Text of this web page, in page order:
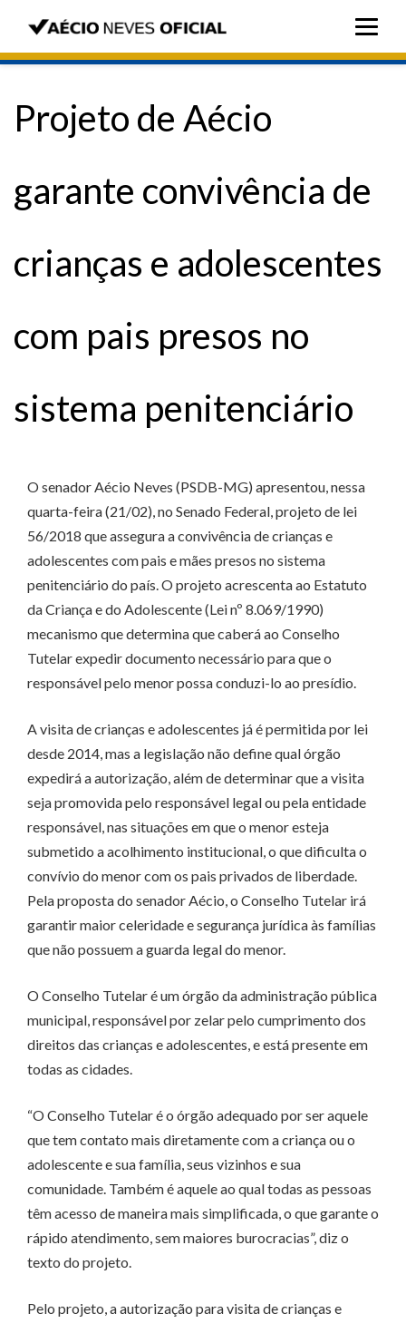
Projeto de Aécio
garante convivência de
crianças e adolescentes
com pais presos no
sistema penitenciário
O senador Aécio Neves (PSDB-MG) apresentou, nessa
quarta-feira (21/02), no Senado Federal, projeto de lei
56/2018 que assegura a convivência de crianças e
adolescentes com pais e mães presos no sistema
penitenciário do país. O projeto acrescenta ao Estatuto
da Criança e do Adolescente (Lei nº 8.069/1990)
mecanismo que determina que caberá ao Conselho
Tutelar expedir documento necessário para que o
responsável pelo menor possa conduzi-lo ao presídio.
A visita de crianças e adolescentes já é permitida por lei
desde 2014, mas a legislação não define qual órgão
expedirá a autorização, além de determinar que a visita
seja promovida pelo responsável legal ou pela entidade
responsável, nas situações em que o menor esteja
submetido a acolhimento institucional, o que dificulta o
convívio do menor com os pais privados de liberdade.
Pela proposta do senador Aécio, o Conselho Tutelar irá
garantir maior celeridade e segurança jurídica às famílias
que não possuem a guarda legal do menor.
O Conselho Tutelar é um órgão da administração pública
municipal, responsável por zelar pelo cumprimento dos
direitos das crianças e adolescentes, e está presente em
todas as cidades.
“O Conselho Tutelar é o órgão adequado por ser aquele
que tem contato mais diretamente com a criança ou o
adolescente e sua família, seus vizinhos e sua
comunidade. Também é aquele ao qual todas as pessoas
têm acesso de maneira mais simplificada, o que garante o
rápido atendimento, sem maiores burocracias”, diz o
texto do projeto.
Pelo projeto, a autorização para visita de crianças e